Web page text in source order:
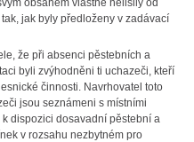
obsahem vlastně nelišily od
jak byly předloženy v zadávací
že při absenci pěstebních a
byli zvýhodněni ti uchazeči, kteří
činnosti. Navrhovatel toto
jsou seznámeni s místními
dispozici dosavadní pěstební a
v rozsahu nezbytném pro